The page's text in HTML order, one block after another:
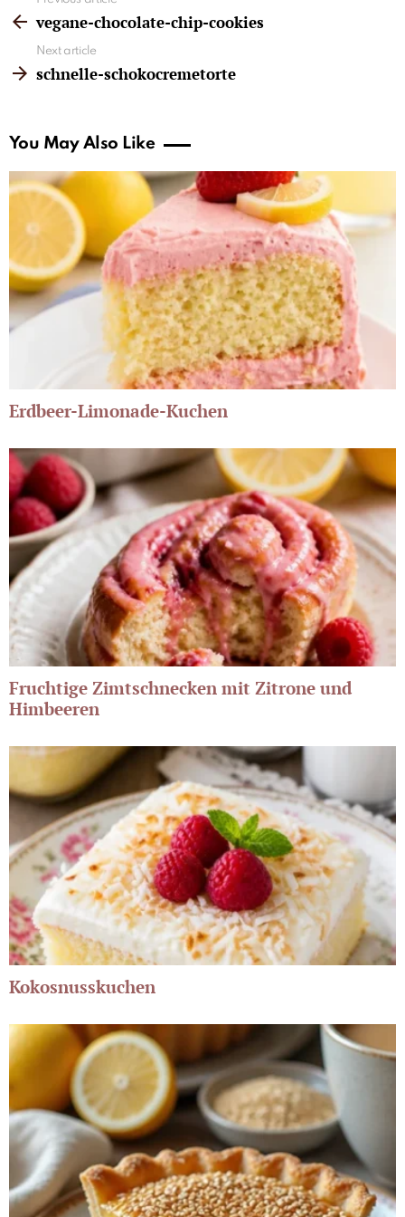
morevegane-chocolate-chip-cookies
Next article
schnelle-schokocremetorte
You May Also Like
Erdbeer-Limonade-Kuchen
Fruchtige Zimtschnecken mit Zitrone und
Himbeeren
Kokosnusskuchen